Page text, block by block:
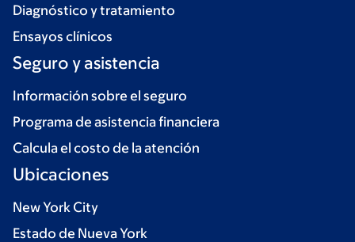
Diagnóstico y tratamiento
Ensayos clínicos
Seguro y asistencia
Información sobre el seguro
Programa de asistencia financiera
Calcula el costo de la atención
Ubicaciones
New York City
Estado de Nueva York